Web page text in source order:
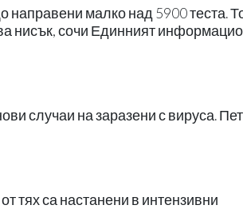
направени малко над 5900 теста.
нисък, сочи Единният
случаи на заразени с вируса.
тях са настанени в интензивни